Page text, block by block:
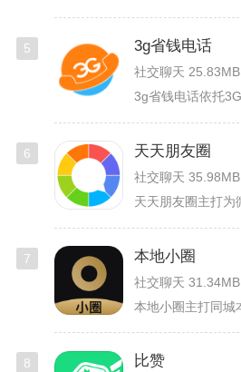
5 3g省钱电话
社交聊天 25.83MB
6 天天朋友圈
社交聊天 35.98MB
7 本地小圈
社交聊天 31.34MB
8 比赞